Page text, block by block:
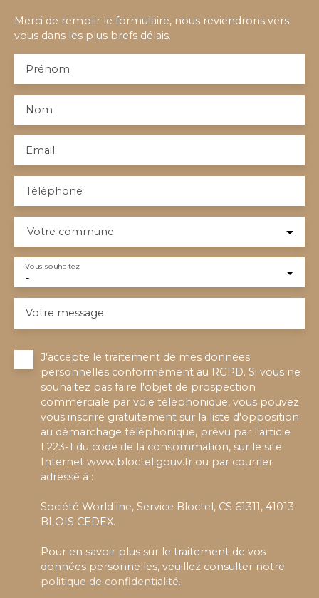
Merci de remplir le formulaire, nous reviendrons vers
vous dans les plus brefs délais.
Prénom
Nom
Email
Téléphone
Votre commune
-
Vous souhaitez
Votre message
J'accepte le traitement de mes données
personnelles conformément au RGPD. Si vous ne
souhaitez pas faire l'objet de prospection
commerciale par voie téléphonique, vous pouvez
vous inscrire gratuitement sur la liste d'opposition
au démarchage téléphonique, prévu par l'article
L223-1 du code de la consommation, sur le site
Internet www.bloctel.gouv.fr ou par courrier
adressé à :
Société Worldline, Service Bloctel, CS 61311, 41013
BLOIS CEDEX.
Pour en savoir plus sur le traitement de vos
données personnelles, veuillez consulter notre
politique de confidentialité.